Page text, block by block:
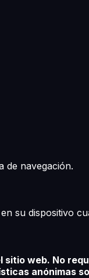
de navegación.
su dispositivo
web. No
anónimas